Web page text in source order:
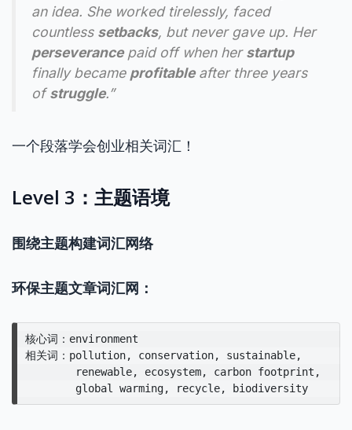
an idea. She worked tirelessly, faced
countless setbacks, but never gave up. Her
perseverancepaid off when herstartup
finally became profitableafter three years
ofstruggle.”
一个段落学会创业相关词汇！
Level 3：主题语境
围绕主题构建词汇网络
环保主题文章词汇网：
核心词：environment
相关词：pollution, conservation, sustainable,
        renewable, ecosystem, carbon footprint,
        global warming, recycle, biodiversity